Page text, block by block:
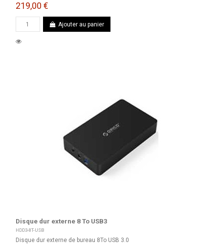
219,00 €
Ajouter au panier
Disque dur externe 8 To USB3
HDD3-8T-USB
Disque dur externe de bureau 8To USB 3.0